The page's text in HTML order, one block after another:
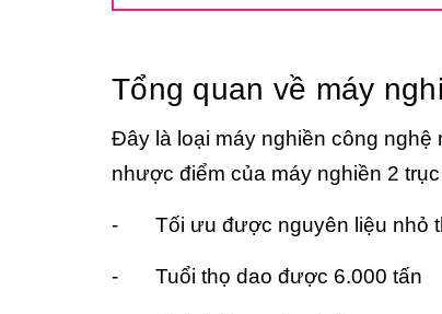
Tổng quan về máy
Đây là loại máy nghiền công
nhược điểm của máy nghiền 2
- Tối ưu được nguyên liệu nhỏ
- Tuổi thọ dao được 6.000 tấn